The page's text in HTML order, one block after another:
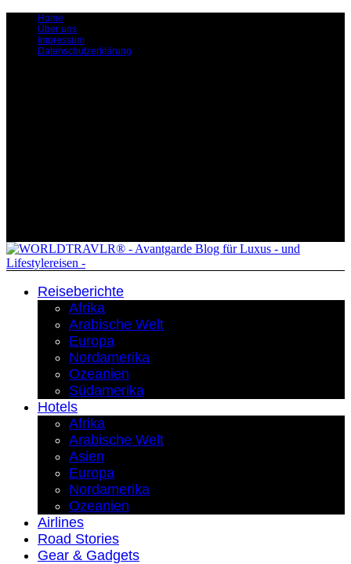
Home
Über uns
Impressum
Datenschutzerklärung
Reiseberichte
Afrika
Arabische Welt
Europa
Nordamerika
Ozeanien
Südamerika
Hotels
Afrika
Arabische Welt
Asien
Europa
Nordamerika
Ozeanien
Airlines
Road Stories
Gear & Gadgets